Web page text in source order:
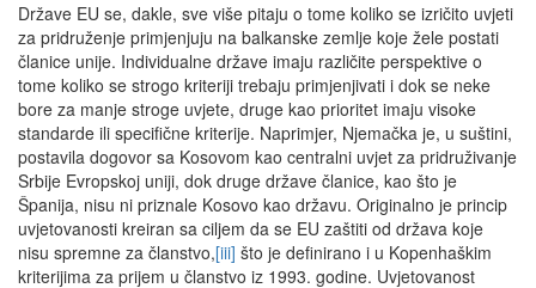
Države EU se, dakle, sve više pitaju o tome koliko se izričito uvjeti
za pridruženje primjenjuju na balkanske zemlje koje žele postati
članice unije. Individualne države imaju različite perspektive o
tome koliko se strogo kriteriji trebaju primjenjivati i dok se neke
bore za manje stroge uvjete, druge kao prioritet imaju visoke
standarde ili specifične kriterije. Naprimjer, Njemačka je, u suštini,
postavila dogovor sa Kosovom kao centralni uvjet za pridruživanje
Srbije Evropskoj uniji, dok druge države članice, kao što je
Španija, nisu ni priznale Kosovo kao državu. Originalno je princip
uvjetovanosti kreiran sa ciljem da se EU zaštiti od država koje
nisu spremne za članstvo,[iii] što je definirano i u Kopenhaškim
kriterijima za prijem u članstvo iz 1993. godine. Uvjetovanost